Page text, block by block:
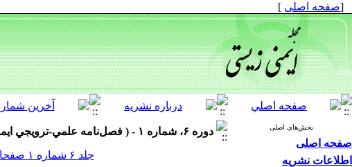
[صفحه اصلی ]
بخش‌های اصلی
صفحه اصلی
اطلاعات نشریه
دوره ۶، شماره ۱ - ( فصل‌نامه علمي-ترويجي ايمني زيستي؛ دوره ششم؛ شماره اول، ۱۳۹۲ )
جلد ۶ شماره ۱ صفحات ۵۴-۴۱